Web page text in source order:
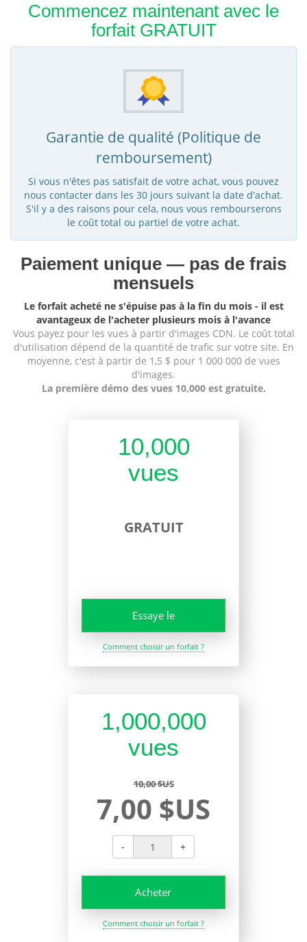
Commencez maintenant avec le
forfait GRATUIT
Garantie de qualité (Politique de
remboursement)
Si vous n'êtes pas satisfait de votre achat, vous pouvez
nous contacter dans les 30 jours suivant la date d'achat.
S'il y a des raisons pour cela, nous vous rembourserons
le coût total ou partiel de votre achat.
Paiement unique — pas de frais
mensuels
Le forfait acheté ne s'épuise pas à la fin du mois - il est
avantageux de l'acheter plusieurs mois à l'avance
Vous payez pour les vues à partir d'images CDN. Le coût total
d'utilisation dépend de la quantité de trafic sur votre site. En
moyenne, c'est à partir de 1,5 $ pour 1 000 000 de vues
d'images.
La première démo des vues 10,000 est gratuite.
10,000
vues
GRATUIT
Essaye le
Comment choisir un forfait ?
1,000,000
vues
10,00 $US
7,00 $US
- +
Acheter
Comment choisir un forfait ?